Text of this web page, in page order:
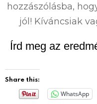
hozzászólásba,
jól! Kíváncsiak
Írd meg az
Share this:
WhatsApp